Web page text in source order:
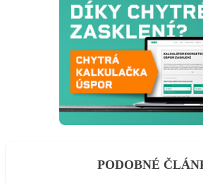
PODOBNÉ